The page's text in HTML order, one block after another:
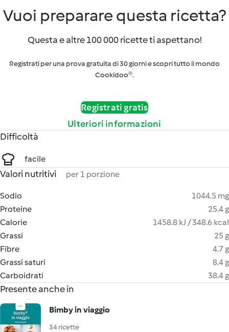
Vuoi preparare questa ricetta?
Questa e altre 100 000 ricette ti aspettano!
Registrati per una prova gratuita di 30 giorni e scopri tutto il mondo
Cookidoo®.
Registrati gratis
Ulteriori informazioni
Difficoltà
facile
Valori nutritivi per 1 porzione
Sodio
1044.5 mg
Proteine
25.4 g
Calorie
1458.8 kJ / 348.6 kcal
Grassi
25 g
Fibre
4.7 g
Grassi saturi
8.4 g
Carboidrati
38.4 g
Presente anche in
Bimby in viaggio
34 ricette